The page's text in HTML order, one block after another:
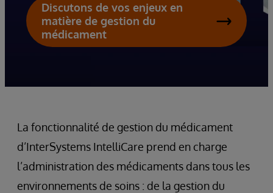
Discutons de vos enjeux en
matière de gestion du
médicament
La fonctionnalité de gestion du médicament
d’InterSystems IntelliCare prend en charge
l’administration des médicaments dans tous les
environnements de soins : de la gestion du